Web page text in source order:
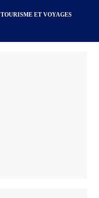
TOURISME ET VOYAGES